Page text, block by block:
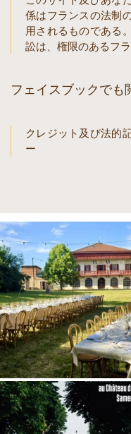
係はフランスの法制
用されるものである
訟は、権限のあるフ
フェイスブックでも
クレジット及び法的
ー